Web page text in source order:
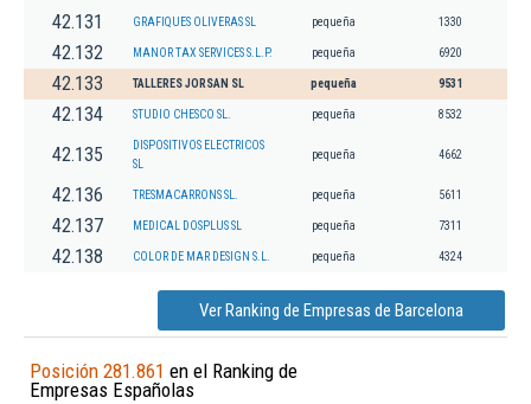
42.131 GRAFIQUES OLIVERAS SL pequeña 1330
42.132 MANOR TAX SERVICES S.L.P. pequeña 6920
42.133 TALLERES JORSAN SL pequeña 9531
42.134 STUDIO CHESCO SL. pequeña 8532
42.135
DISPOSITIVOS ELECTRICOS
SL
pequeña 4662
42.136 TRESMACARRONS SL. pequeña 5611
42.137 MEDICAL DOSPLUS SL pequeña 7311
42.138 COLOR DE MAR DESIGN S.L. pequeña 4324
Ver Ranking de Empresas de Barcelona
Posición 281.861 en el Ranking de
Empresas Españolas